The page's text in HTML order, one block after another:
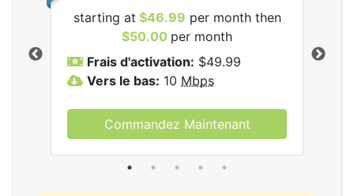
starting at $46.99 per month then
$50.00 per month
Frais d'activation: $49.99
Vers le bas: 10 Mbps
Commandez Maintenant